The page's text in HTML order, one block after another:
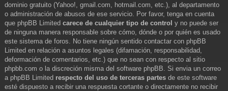
dominio gratuito (Yahoo!, gmail.com, hotmail.com, etc.), al departamento
o administración de abusos de ese servicio. Por favor, tenga en cuenta
que phpBB Limited carece de cualquier tipo de control y no puede ser
de ninguna manera responsable sobre cómo, dónde o por quién es usado
este sistema de foros. No tiene ningún sentido contactar con phpBB
Limited en relación a asuntos legales (difamación, responsabilidad,
deformación de comentarios, etc.) que no sean con respecto al sitio
phpbb.com o la discreción misma del software phpBB. Si envia un correo
a phpBB Limited respecto del uso de terceras partes de este software
esté dispuesto a recibir una respuesta cortante o directamente no recibir